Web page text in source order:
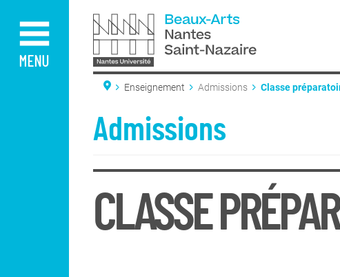
contenu
principal
MENU
Enseignement Admissions
Classe
Admissions
CLASSE